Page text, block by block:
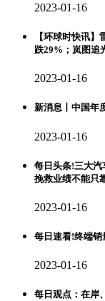
2023-01-16
【环球时快讯
跌29%；岚图追
2023-01-16
新消息丨中国年
2023-01-16
每日头条!三大汽
挽救业绩不能只
2023-01-16
每日速看!终端销
2023-01-16
每日观点：在岸